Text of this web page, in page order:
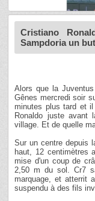
Cristiano
Sampdoria un
Alors que la
Gênes mercredi soir
minutes plus tard et
Ronaldo juste avant
village. Et de quelle
Sur un centre depuis
haut, 12 centimètres
mise d'un coup de
2,50 m du sol. Cr7
marquage, et atterrit
suspendu à des fils